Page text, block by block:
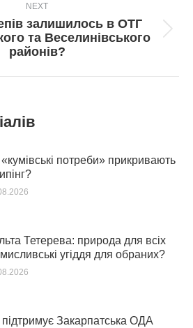
NEXT
Next
post:
залишилось в ОТГ
та Веселинівського
районів?
потреби» прикривають
Тетерева: природа для всіх
угіддя для обраних?
Закарпатська ОДА